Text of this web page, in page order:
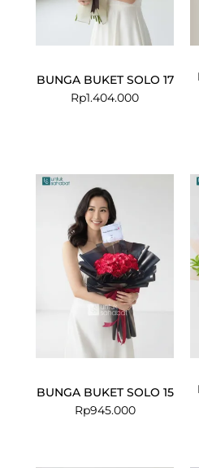
BUNGA BUKET SOLO 17
Rp1.404.000
BUNGA BUKET SOLO 15
Rp945.000